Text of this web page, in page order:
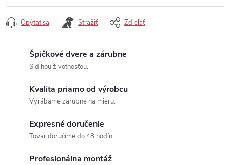
Opýtať sa Strážiť Zdieľať
Špičkové dvere a zárubne
S dlhou životnosťou.
Kvalita priamo od výrobcu
Vyrábame zárubne na mieru.
Expresné doručenie
Tovar doručíme do 48 hodín.
Profesionálna montáž